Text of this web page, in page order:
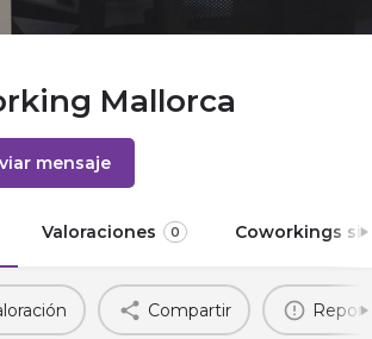
Mallorca
mensaje
Valoraciones 0 Coworkings
Compartir